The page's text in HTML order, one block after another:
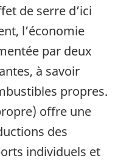
de serre d’ici
l’économie
par deux
à savoir
propres.
offre une
des
individuels et